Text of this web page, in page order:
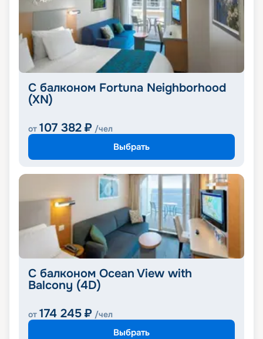
С балконом Fortuna Neighborhood
(XN)
от 107 382 ₽ /чел
Выбрать
С балконом Ocean View with
Balcony (4D)
от 174 245 ₽ /чел
Выбрать